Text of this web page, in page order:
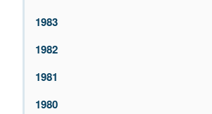
1983
1982
1981
1980